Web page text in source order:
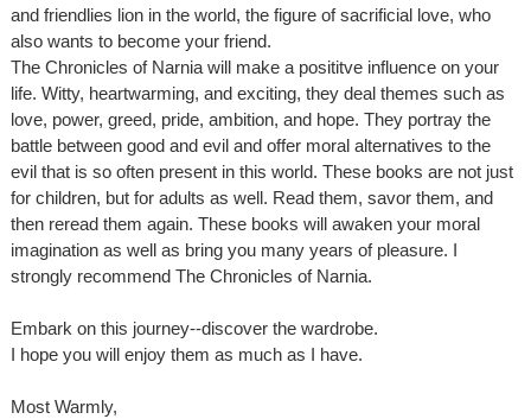
and friendlies lion in the world, the figure of sacrificial love, who
also wants to become your friend.
The Chronicles of Narnia will make a posititve influence on your
life. Witty, heartwarming, and exciting, they deal themes such as
love, power, greed, pride, ambition, and hope. They portray the
battle between good and evil and offer moral alternatives to the
evil that is so often present in this world. These books are not just
for children, but for adults as well. Read them, savor them, and
then reread them again. These books will awaken your moral
imagination as well as bring you many years of pleasure. I
strongly recommend The Chronicles of Narnia.
Embark on this journey--discover the wardrobe.
I hope you will enjoy them as much as I have.
Most Warmly,